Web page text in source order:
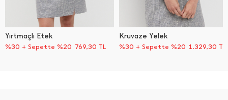
Yırtmaçlı Etek
%30 + Sepette %20 769,30 TL
Kruvaze Yelek
%30 + Sepette %20 1.329,30 TL